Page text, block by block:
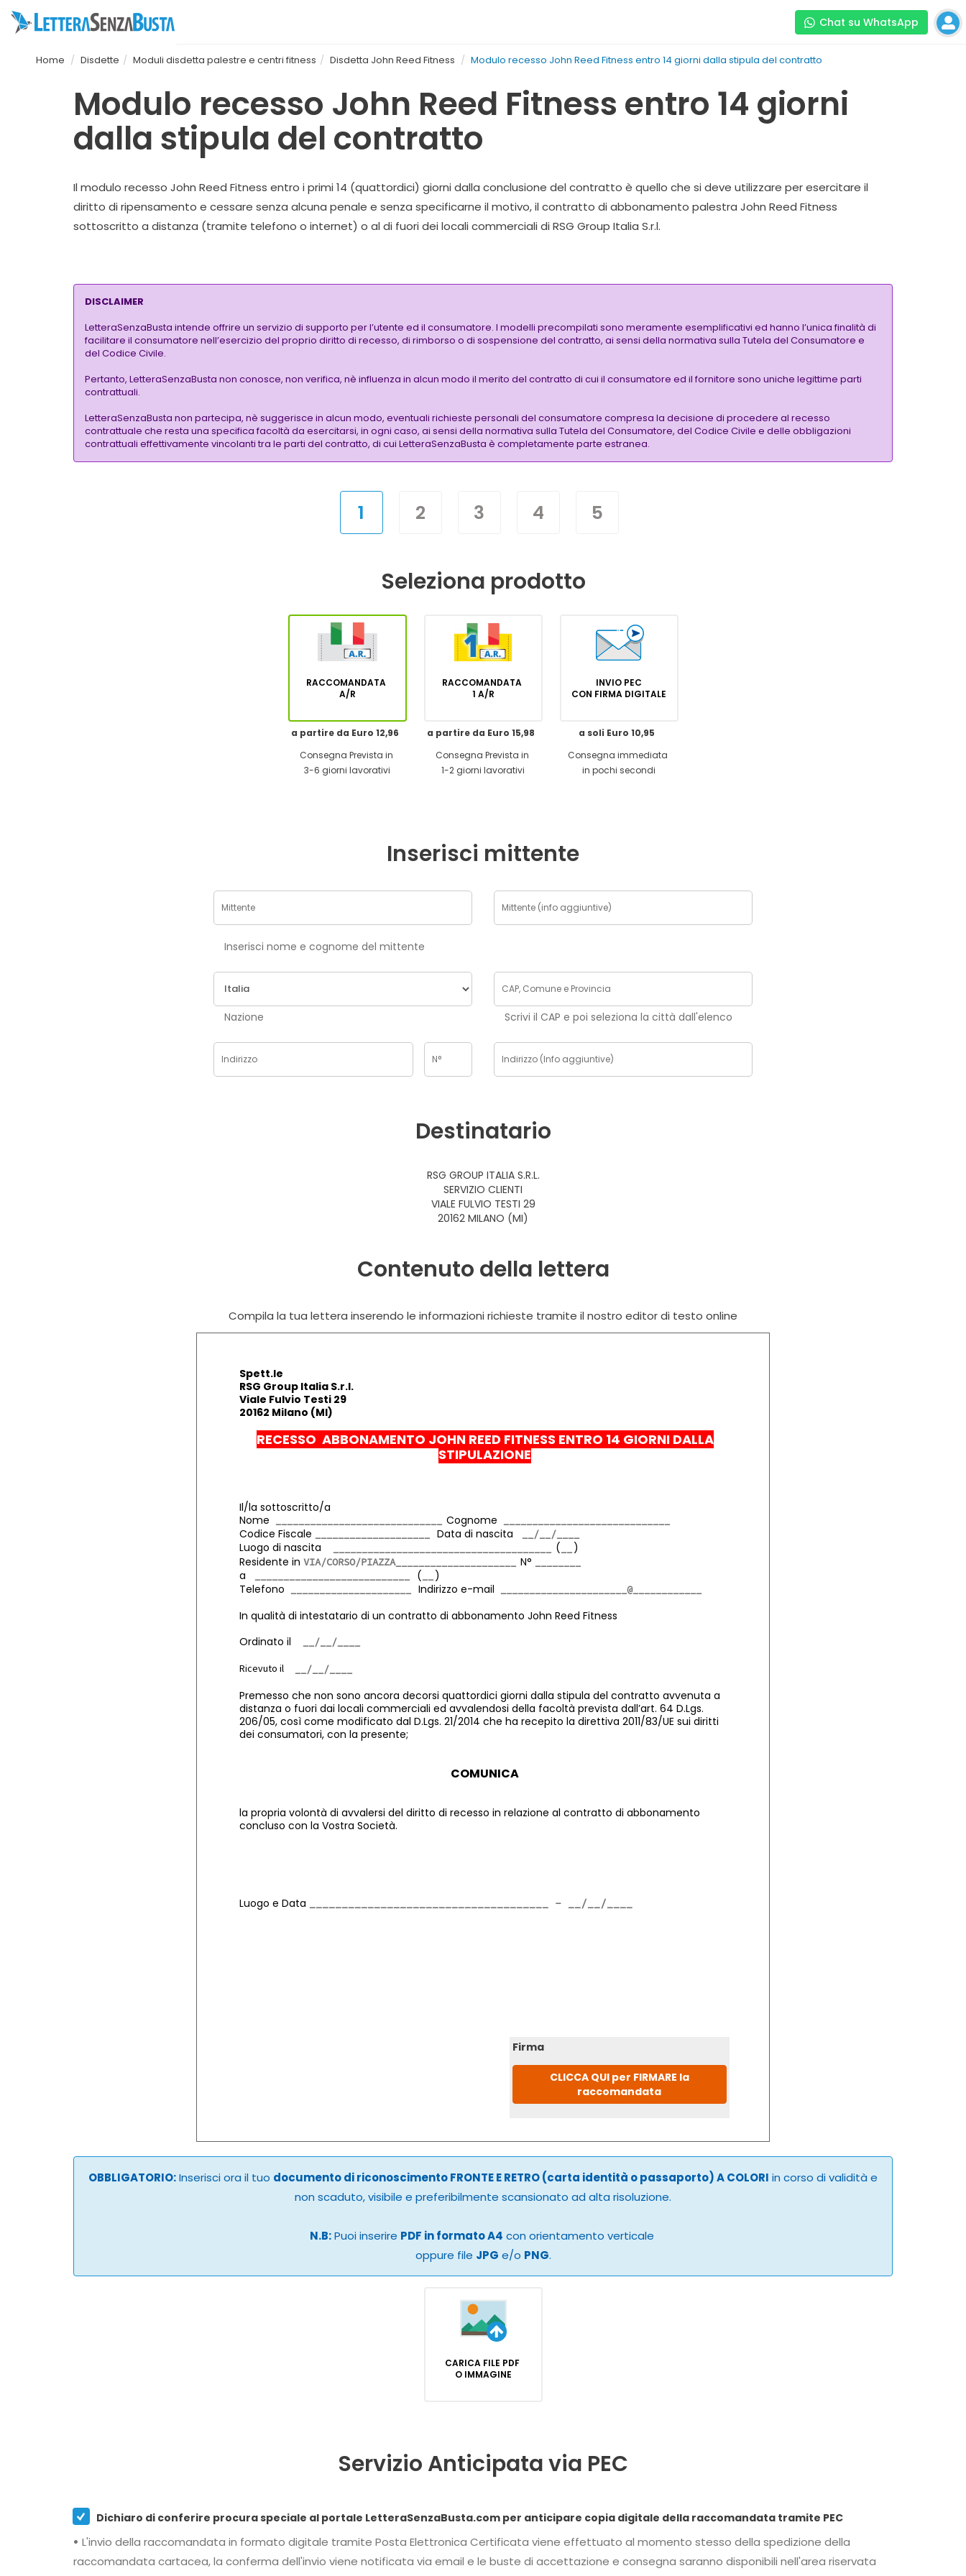
Chat su WhatsApp
Home Disdette Moduli disdetta palestre e centri fitness Disdetta John Reed Fitness Modulo recesso John Reed Fitness entro 14 giorni dalla stipula del contratto
Modulo recesso John Reed Fitness entro 14 giorni
dalla stipula del contratto
Il modulo recesso John Reed Fitness entro i primi 14 (quattordici) giorni dalla conclusione del contratto è quello che si deve utilizzare per esercitare il
diritto di ripensamento e cessare senza alcuna penale e senza specificarne il motivo, il contratto di abbonamento palestra John Reed Fitness
sottoscritto a distanza (tramite telefono o internet) o al di fuori dei locali commerciali di RSG Group Italia S.r.l.
DISCLAIMER
LetteraSenzaBusta intende offrire un servizio di supporto per l’utente ed il consumatore. I modelli precompilati sono meramente esemplificativi ed hanno l’unica finalità di
facilitare il consumatore nell’esercizio del proprio diritto di recesso, di rimborso o di sospensione del contratto, ai sensi della normativa sulla Tutela del Consumatore e
del Codice Civile.
Pertanto, LetteraSenzaBusta non conosce, non verifica, nè influenza in alcun modo il merito del contratto di cui il consumatore ed il fornitore sono uniche legittime parti
contrattuali.
LetteraSenzaBusta non partecipa, nè suggerisce in alcun modo, eventuali richieste personali del consumatore compresa la decisione di procedere al recesso
contrattuale che resta una specifica facoltà da esercitarsi, in ogni caso, ai sensi della normativa sulla Tutela del Consumatore, del Codice Civile e delle obbligazioni
contrattuali effettivamente vincolanti tra le parti del contratto, di cui LetteraSenzaBusta è completamente parte estranea.
1 2 3 4 5
Seleziona prodotto
RACCOMANDATA
A/R
a partire da Euro 12,96
Consegna Prevista in
3-6 giorni lavorativi
RACCOMANDATA
1 A/R
a partire da Euro 15,98
Consegna Prevista in
1-2 giorni lavorativi
INVIO PEC
CON FIRMA DIGITALE
a soli Euro 10,95
Consegna immediata
in pochi secondi
Inserisci mittente
Inserisci nome e cognome del mittente
Nazione Scrivi il CAP e poi seleziona la città dall'elenco
Destinatario
RSG GROUP ITALIA S.R.L.
SERVIZIO CLIENTI
VIALE FULVIO TESTI 29
20162 MILANO (MI)
Contenuto della lettera
Compila la tua lettera inserendo le informazioni richieste tramite il nostro editor di testo online
Spett.le
RSG Group Italia S.r.l.
Viale Fulvio Testi 29
20162 Milano (MI)
RECESSO ABBONAMENTO JOHN REED FITNESS ENTRO 14 GIORNI DALLA
STIPULAZIONE
Il/la sottoscritto/a
Nome
Cognome
Codice Fiscale
Data di nascita
Luogo di nascita
(
)
Residente in
N°
a
(
)
Telefono
Indirizzo e-mail
In qualità di intestatario di un contratto di abbonamento John Reed Fitness
Ordinato il
Ricevuto il
Premesso che non sono ancora decorsi quattordici giorni dalla stipula del contratto avvenuta a
distanza o fuori dai locali commerciali ed avvalendosi della facoltà prevista dall’art. 64 D.Lgs.
206/05, così come modificato dal D.Lgs. 21/2014 che ha recepito la direttiva 2011/83/UE sui diritti
dei consumatori, con la presente;
COMUNICA
la propria volontà di avvalersi del diritto di recesso in relazione al contratto di abbonamento
concluso con la Vostra Società.
Luogo e Data
Firma
CLICCA QUI per FIRMARE la
raccomandata
OBBLIGATORIO:Inserisci ora il tuo documento di riconoscimento FRONTE E RETRO (carta identità o passaporto) A COLORI in corso di validità e
non scaduto, visibile e preferibilmente scansionato ad alta risoluzione.
N.B:Puoi inserire PDF in formato A4 con orientamento verticale
oppure file JPG e/o PNG.
CARICA FILE PDF
O IMMAGINE
Servizio Anticipata via PEC
Dichiaro di conferire procura speciale al portale LetteraSenzaBusta.com per anticipare copia digitale della raccomandata tramite PEC
• L'invio della raccomandata in formato digitale tramite Posta Elettronica Certificata viene effettuato al momento stesso della spedizione della
raccomandata cartacea, la conferma dell'invio viene notificata via email e le buste di accettazione e consegna saranno disponibili nell'area riservata